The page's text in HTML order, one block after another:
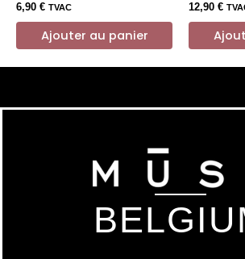
6,90 € TVAC
Ajouter au panier
12,90 €